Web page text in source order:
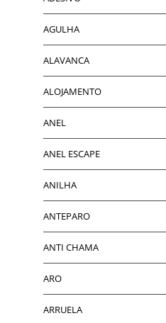
AGULHA
ALAVANCA
ALOJAMENTO
ANEL
ANEL ESCAPE
ANILHA
ANTEPARO
ANTI CHAMA
ARO
ARRUELA